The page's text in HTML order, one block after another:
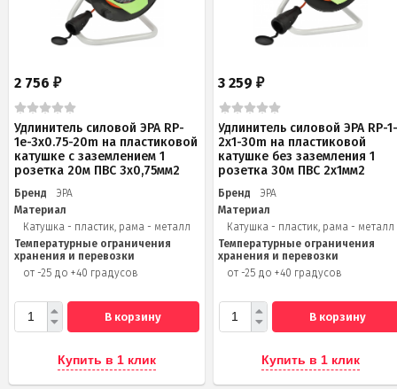
2 756 ₽
Удлинитель силовой ЭРА RP-
1e-3х0.75-20m на пластиковой
катушке c заземлением 1
розетка 20м ПВС 3х0,75мм2
Бренд
ЭРА
Материал
Катушка - пластик, рама - металл
Температурные ограничения
хранения и перевозки
от -25 до +40 градусов
В корзину
Купить в 1 клик
3 259₽
Удлинитель силовой ЭРА RP-
2x1-30m на пластиковой
катушке без заземления 1
розетка 30м ПВС 2x1мм2
Бренд
ЭРА
Материал
Катушка - пластик, рама - металл
Температурные ограничения
хранения и перевозки
от -25 до +40 градусов
В корзину
Купить в 1 клик